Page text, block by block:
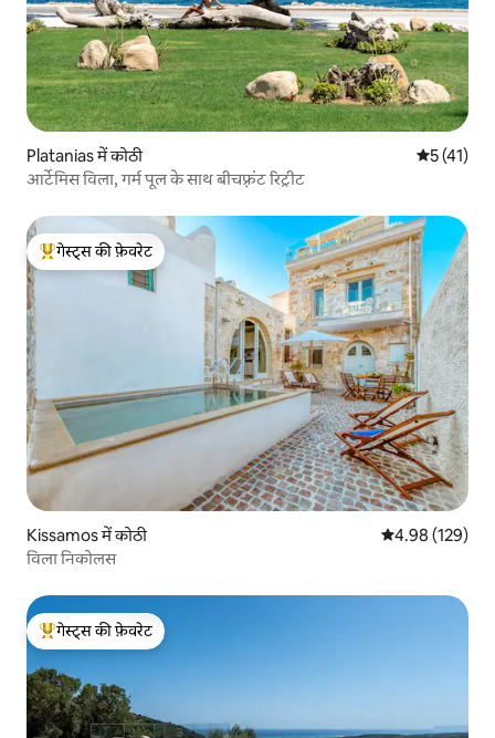
Platanias में कोठी औसत रेटिंग
5 (41)
आर्टेमिस विला, गर्म पूल के साथ बीचफ़्रंट रिट्रीट
गेस्ट्स का टॉप फ़ेवरेट
गेस्ट्स की फ़ेवरेट
Kissamos में कोठी औसत रेटिंग 5 में से
4.98 (129)
विला निकोलस
गेस्ट्स का टॉप फ़ेवरेट
गेस्ट्स की फ़ेवरेट